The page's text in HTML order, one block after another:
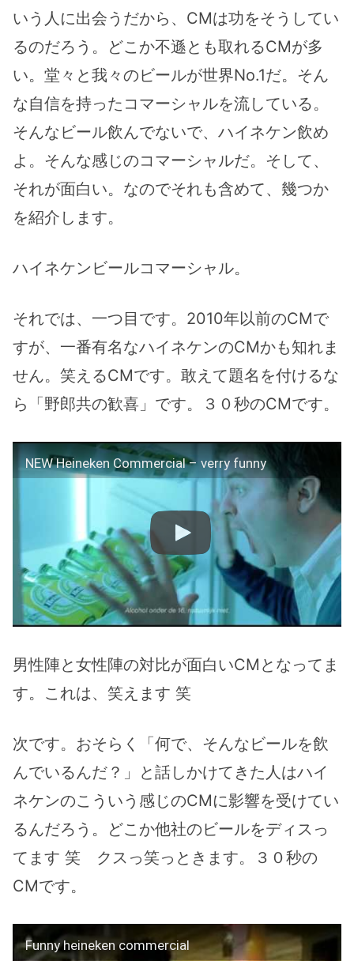
いう人に出会うだから、CMは功をそうしてい
るのだろう。どこか不遜とも取れるCMが多
い。堂々と我々のビールが世界No.1だ。そん
な自信を持ったコマーシャルを流している。
そんなビール飲んでないで、ハイネケン飲め
よ。そんな感じのコマーシャルだ。そして、
それが面白い。なのでそれも含めて、幾つか
を紹介します。
ハイネケンビールコマーシャル。
それでは、一つ目です。2010年以前のCMで
すが、一番有名なハイネケンのCMかも知れま
せん。笑えるCMです。敢えて題名を付けるな
ら「野郎共の歓喜」です。３０秒のCMです。
NEW Heineken Commercial – verry funny
男性陣と女性陣の対比が面白いCMとなってま
す。これは、笑えます 笑
次です。おそらく「何で、そんなビールを飲
んでいるんだ？」と話しかけてきた人はハイ
ネケンのこういう感じのCMに影響を受けてい
るんだろう。どこか他社のビールをディスっ
てます 笑 クスっ笑っときます。３０秒の
CMです。
Funny heineken commercial